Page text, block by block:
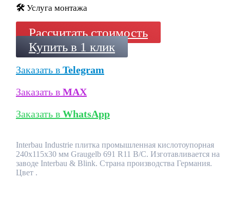
🛠️ Услуга монтажа
Рассчитать стоимость
Купить в 1 клик
Заказать в Telegram
Заказать в MAX
Заказать в WhatsApp
Interbau Industrie плитка промышленная кислотоупорная
240x115x30 мм Graugelb 691 R11 B/C. Изготавливается на
заводе Interbau & Blink. Страна производства Германия.
Цвет .